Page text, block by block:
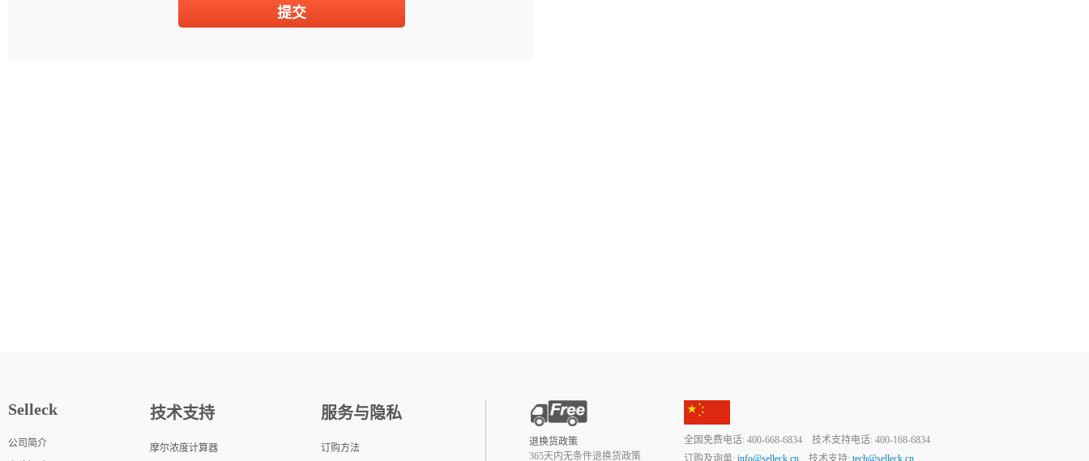
Selleck
公司简介
技术支持
摩尔浓度计算器
服务与隐私
订购方法
退换货政策
365天内无条件退换货政策
全国免费电话: 400-668-6834 技术支持电话: 400-168-6834
订购及询单: info@selleck.cn 技术支持: tech@selleck.cn